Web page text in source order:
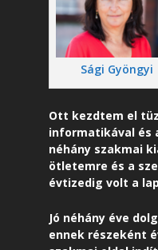
Sági Gyöngyi
Ott kezdtem el
informatikával és
néhány szakmai
ötletemre és a
évtizedig volt a
Jó néhány éve
ennek részeként é